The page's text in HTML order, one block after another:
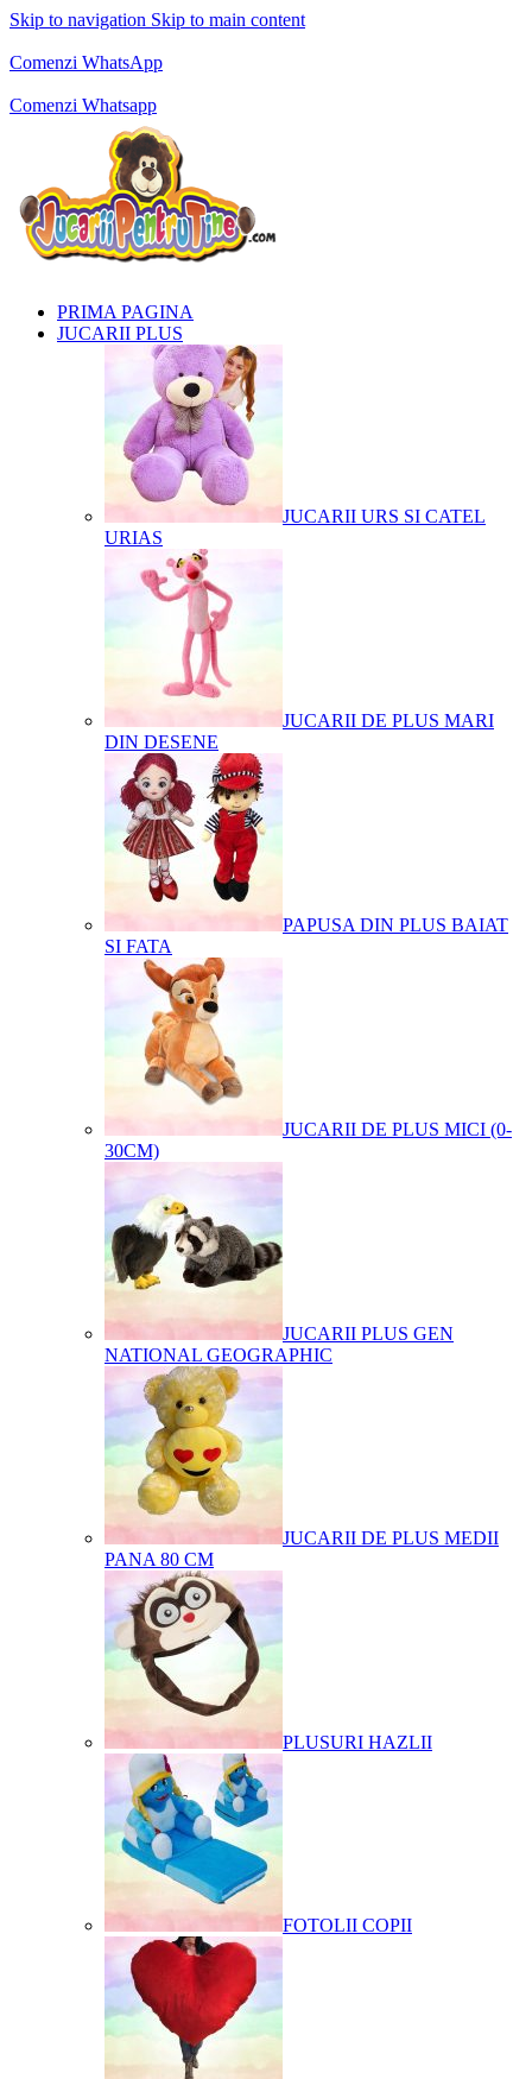
Skip to navigation Skip to main content
Comenzi WhatsApp
Comenzi Whatsapp
PRIMA PAGINA
JUCARII PLUS
JUCARII URS SI CATEL
URIAS
JUCARII DE PLUS MARI
DIN DESENE
PAPUSA DIN PLUS BAIAT
SI FATA
JUCARII DE PLUS MICI (0-
30CM)
JUCARII PLUS GEN
NATIONAL GEOGRAPHIC
JUCARII DE PLUS MEDII
PANA 80 CM
PLUSURI HAZLII
FOTOLII COPII